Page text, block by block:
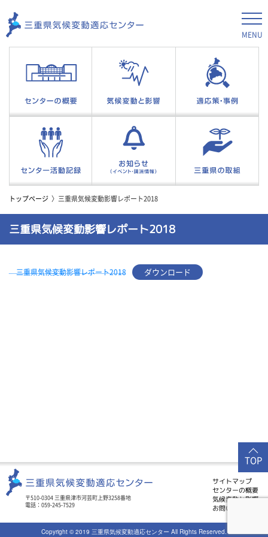
MENU
トップページ 三重県気候変動影響レポート2018
三重県気候変動影響レポート2018
三重県気候変動影響レポート2018 ダウンロード
TOP
〒510-0304 三重県津市河芸町上野3258番地
電話：059-245-7529
サイトマップ
センターの概要
気候変動と影響
お問い合わせ
Copyright © 2019 三重県気候変動適応センター All Rights Reserved.